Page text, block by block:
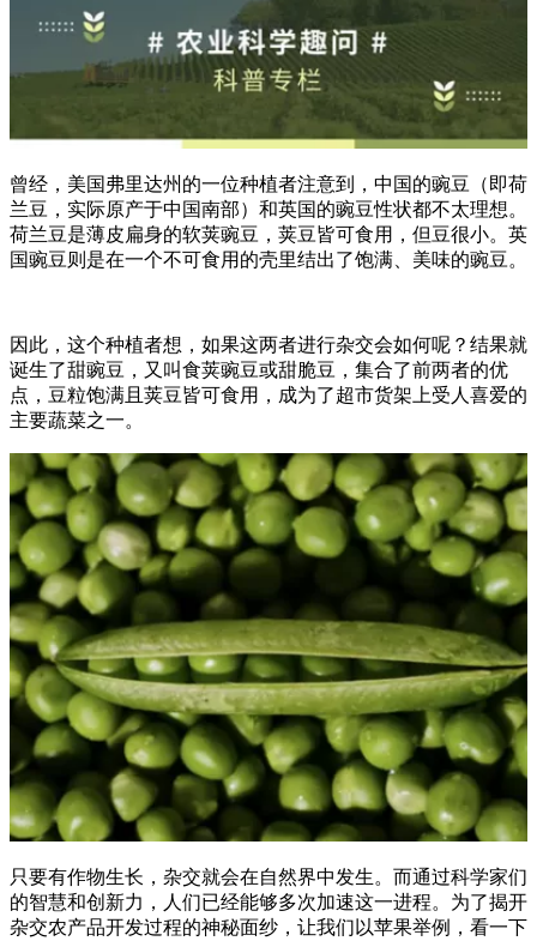
曾经，美国弗里达州的一位种植者注意到，中国的豌豆（即荷
兰豆，实际原产于中国南部）和英国的豌豆性状都不太理想。
荷兰豆是薄皮扁身的软荚豌豆，荚豆皆可食用，但豆很小。英
国豌豆则是在一个不可食用的壳里结出了饱满、美味的豌豆。
因此，这个种植者想，如果这两者进行杂交会如何呢？结果就
诞生了甜豌豆，又叫食荚豌豆或甜脆豆，集合了前两者的优
点，豆粒饱满且荚豆皆可食用，成为了超市货架上受人喜爱的
主要蔬菜之一。
只要有作物生长，杂交就会在自然界中发生。而通过科学家们
的智慧和创新力，人们已经能够多次加速这一进程。为了揭开
杂交农产品开发过程的神秘面纱，让我们以苹果举例，看一下